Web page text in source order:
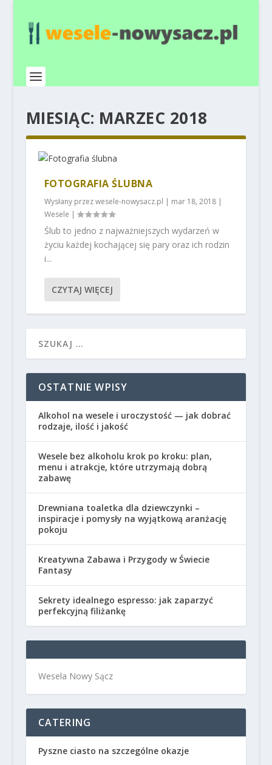
MIESIĄC: MARZEC 2018
FOTOGRAFIA ŚLUBNA
Wysłany przezwesele-nowysacz.pl | mar 18, 2018|
Wesele |
Ślub to jedno z najważniejszych wydarzeń w
życiu każdej kochającej się pary oraz ich rodzin
i...
CZYTAJ WIĘCEJ
OSTATNIE WPISY
Alkohol na wesele i uroczystość — jak dobrać
rodzaje, ilość i jakość
Wesele bez alkoholu krok po kroku: plan,
menu i atrakcje, które utrzymają dobrą
zabawę
Drewniana toaletka dla dziewczynki –
inspiracje i pomysły na wyjątkową aranżację
pokoju
Kreatywna Zabawa i Przygody w Świecie
Fantasy
Sekrety idealnego espresso: jak zaparzyć
perfekcyjną filiżankę
Wesela Nowy Sącz
CATERING
Pyszne ciasto na szczególne okazje